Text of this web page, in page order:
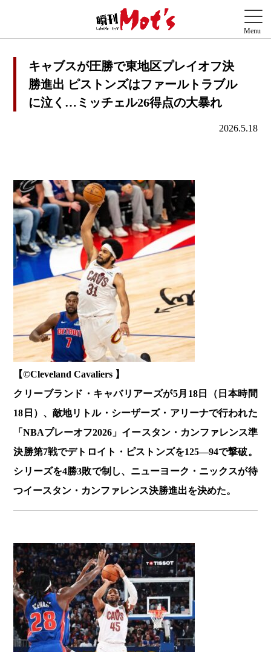
キャブスが圧勝で東地区プレイオフ決
勝進出 ピストンズはファールトラブル
に泣く…ミッチェル26得点の大暴れ
2026.5.18
【©️Cleveland Cavaliers 】
クリーブランド・キャバリアーズが5月18日（日本時間
18日）、敵地リトル・シーザーズ・アリーナで行われた
「NBAプレーオフ2026」イースタン・カンファレンス準
決勝第7戦でデトロイト・ピストンズを125―94で撃破。
シリーズを4勝3敗で制し、ニューヨーク・ニックスが待
つイースタン・カンファレンス決勝進出を決めた。